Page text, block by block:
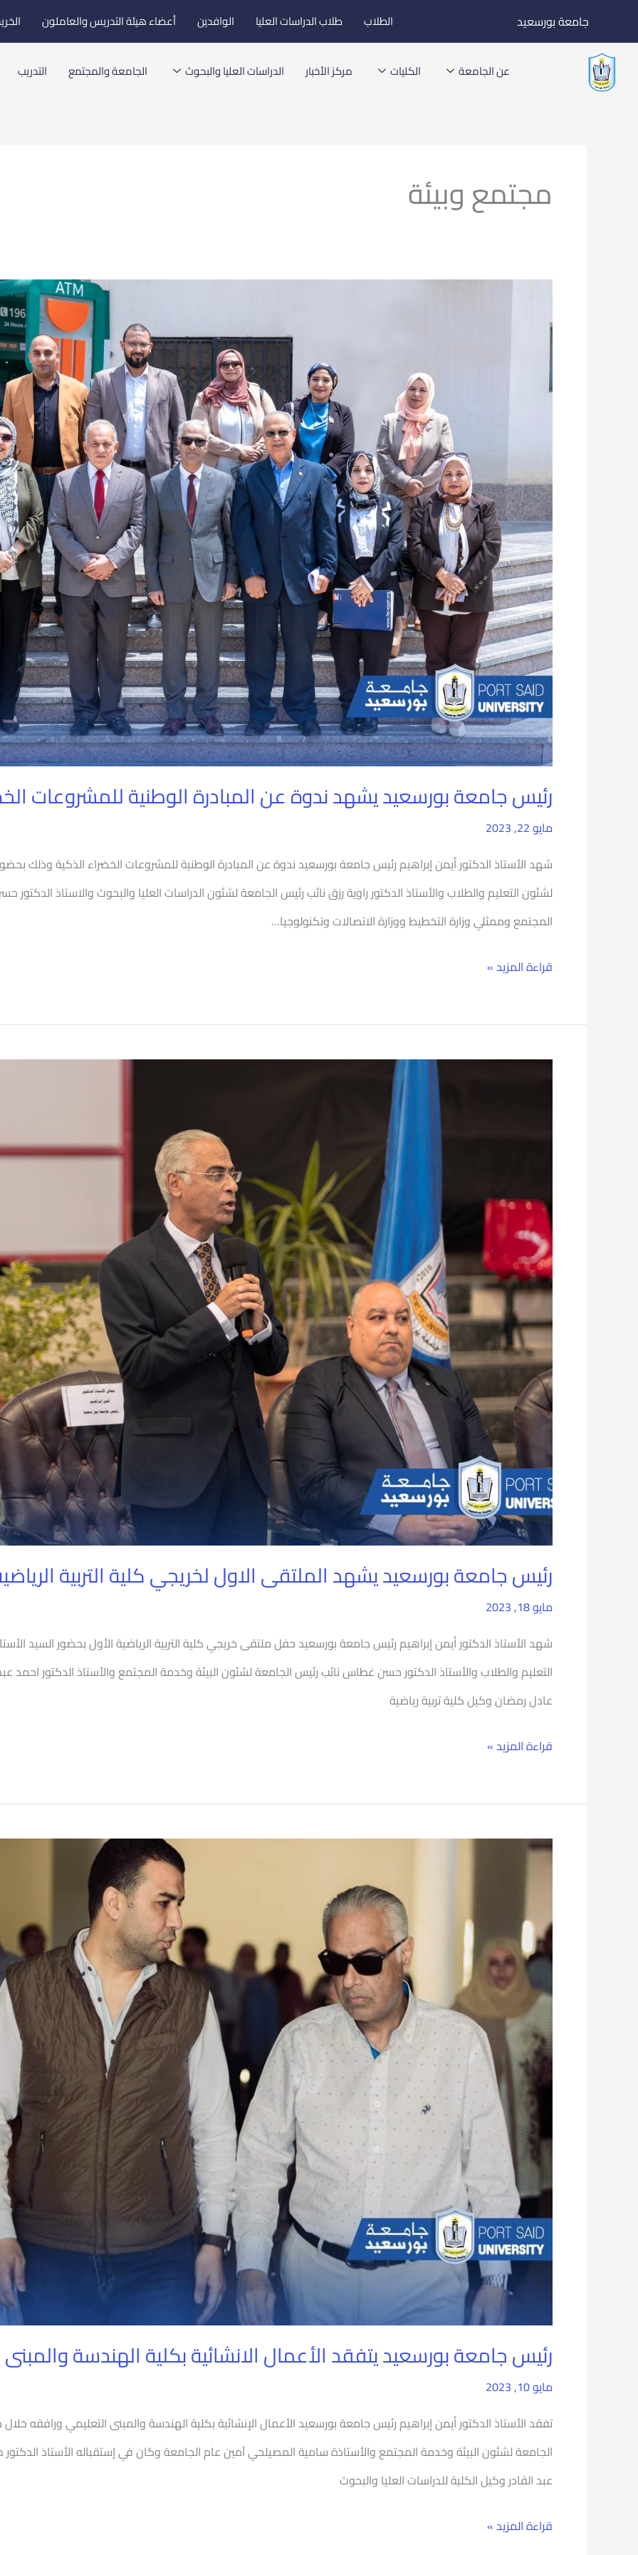
إلى
المحتوى
جامعة بورسعيد الطلاب طلاب الدراسات العليا الوافدين أعضاء هيئة التدريس والعاملون
عن الجامعة الكليات مركز الأخبار الدراسات العليا والبحوث الجامعة والمجتمع التدريب
مجتمع وبيئة
رئيس جامعة بورسعيد يشهد ندوة عن المبادرة الوطنية للمشروعات
مايو 22, 2023
شهد الأستاذ الدكتور أيمن إبراهيم رئيس جامعة بورسعيد ندوة عن المبادرة الوطنية للمشروعات الخضراء الذكية وذلك
لشئون التعليم والطلاب والأستاذ الدكتور راوية رزق نائب رئيس الجامعة لشئون الدراسات العليا والبحوث والاستاذ
المجتمع وممثلي وزارة التخطيط ووزارة الاتصالات وتكنولوجيا…
جامعة
بورسعيد
يشهد
الوطنية
للمشروعات
الخضراء
الذكية
قراءة المزيد »
رئيس جامعة بورسعيد يشهد الملتقى الاول لخريجي كلية التربية
مايو 18, 2023
شهد الأستاذ الدكتور أيمن إبراهيم رئيس جامعة بورسعيد حفل ملتقى خريجي كلية التربية الرياضية الأول بحضور السيد
التعليم والطلاب والأستاذ الدكتور حسن غطاس نائب رئيس الجامعة لشئون البيئة وخدمة المجتمع والأستاذ الدكتور احمد عبد
عادل رمضان وكيل كلية تربية رياضية
الاول
لخريجي
كلية
التربية
الرياضية
قراءة المزيد »
رئيس جامعة بورسعيد يتفقد الأعمال الانشائية بكلية الهندسة
مايو 10, 2023
تفقد الأستاذ الدكتور أيمن إبراهيم رئيس جامعة بورسعيد الأعمال الإنشائية بكلية الهندسة والمبنى التعليمي ورافقه
الجامعة لشئون البيئة وخدمة المجتمع والأستاذة سامية المصيلحي آمين عام الجامعة وكان في إستقباله الأستاذ الدكتور
عبد القادر وكيل الكلية للدراسات العليا والبحوث
رئيس
يتفقد
الأعمال
الانشائية
بكلية
الهندسة
والمبنى
التعليمي
الجديد
قراءة المزيد »